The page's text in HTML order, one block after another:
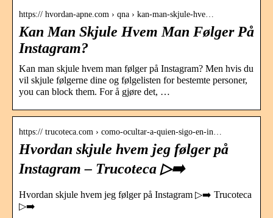
https:// hvordan-apne.com › qna › kan-man-skjule-hve…
Kan Man Skjule Hvem Man Følger På
Instagram?
Kan man skjule hvem man følger på Instagram? Men hvis du
vil skjule følgerne dine og følgelisten for bestemte personer,
you can block them. For å gjøre det, …
https:// trucoteca.com › como-ocultar-a-quien-sigo-en-in…
Hvordan skjule hvem jeg følger på
Instagram – Trucoteca ▷➡️
Hvordan skjule hvem jeg følger på Instagram ▷➡️ Trucoteca
▷➡️